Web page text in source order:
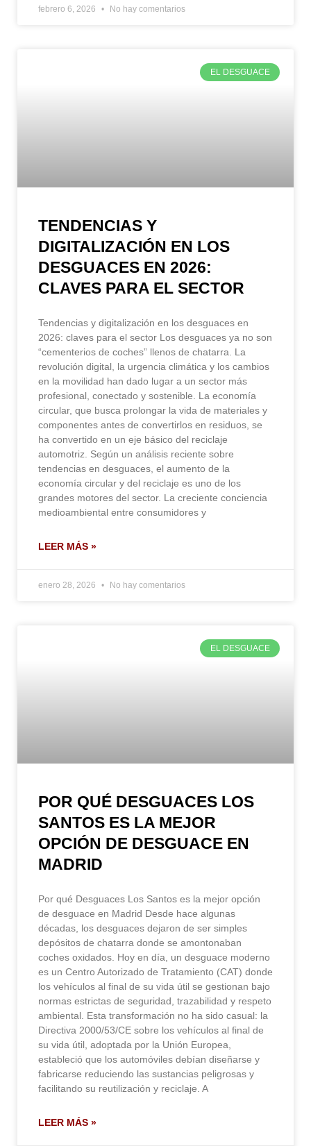
febrero 6, 2026 No hay comentarios
EL DESGUACE
TENDENCIAS Y
DIGITALIZACIÓN EN LOS
DESGUACES EN 2026:
CLAVES PARA EL SECTOR
Tendencias y digitalización en los desguaces en
2026: claves para el sector Los desguaces ya no son
“cementerios de coches” llenos de chatarra. La
revolución digital, la urgencia climática y los cambios
en la movilidad han dado lugar a un sector más
profesional, conectado y sostenible. La economía
circular, que busca prolongar la vida de materiales y
componentes antes de convertirlos en residuos, se
ha convertido en un eje básico del reciclaje
automotriz. Según un análisis reciente sobre
tendencias en desguaces, el aumento de la
economía circular y del reciclaje es uno de los
grandes motores del sector. La creciente conciencia
medioambiental entre consumidores y
LEER MÁS »
enero 28, 2026 No hay comentarios
EL DESGUACE
POR QUÉ DESGUACES LOS
SANTOS ES LA MEJOR
OPCIÓN DE DESGUACE EN
MADRID
Por qué Desguaces Los Santos es la mejor opción
de desguace en Madrid Desde hace algunas
décadas, los desguaces dejaron de ser simples
depósitos de chatarra donde se amontonaban
coches oxidados. Hoy en día, un desguace moderno
es un Centro Autorizado de Tratamiento (CAT) donde
los vehículos al final de su vida útil se gestionan bajo
normas estrictas de seguridad, trazabilidad y respeto
ambiental. Esta transformación no ha sido casual: la
Directiva 2000/53/CE sobre los vehículos al final de
su vida útil, adoptada por la Unión Europea,
estableció que los automóviles debían diseñarse y
fabricarse reduciendo las sustancias peligrosas y
facilitando su reutilización y reciclaje. A
LEER MÁS »